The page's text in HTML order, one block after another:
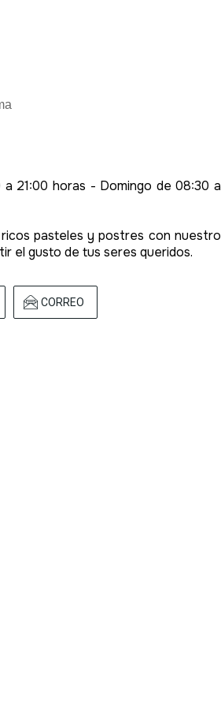
21:00 horas - Domingo de 08:30 a
pasteles y postres con nuestro
el gusto de tus seres queridos.
CORREO